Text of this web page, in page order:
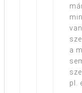
a
pl.